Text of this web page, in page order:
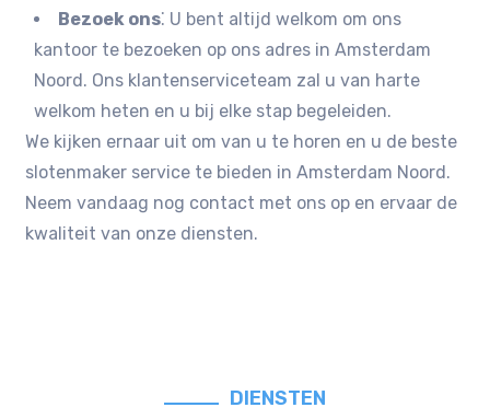
Bezoek ons⁚ U bent altijd welkom om ons
kantoor te bezoeken op ons adres in Amsterdam
Noord.​ Ons klantenserviceteam zal u van harte
welkom heten en u bij elke stap begeleiden.​
We kijken ernaar uit om van u te horen en u de beste
slotenmaker service te bieden in Amsterdam Noord.
Neem vandaag nog contact met ons op en ervaar de
kwaliteit van onze diensten.​
DIENSTEN